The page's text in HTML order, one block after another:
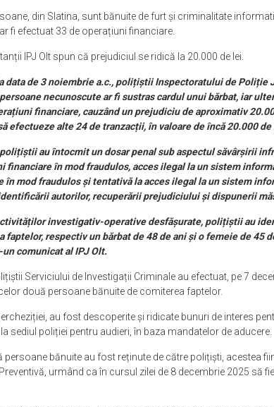
din Slatina, sunt bănuite de furt și criminalitate
fi efectuat 33 de operațiuni financiare.
IPJ Olt spun că prejudiciul se ridică la 20.000 de lei.
data de 3 noiembrie a.c., polițiștii Inspectoratului de Poliție
necunoscute ar fi sustras cardul unui bărbat, iar
financiare, cauzând un prejudiciu de aproximativ
efectueze alte 24 de tranzacții, în valoare de încă 20.000
polițiștii au întocmit un dosar penal sub aspectul săvârșirii
financiare în mod fraudulos, acces ilegal la un sistem
în mod fraudulos și tentativă la acces ilegal la un sistem
autorilor, recuperării prejudiciului și dispunerii
investigativ-operative desfășurate, polițiștii au
faptelor, respectiv un bărbat de 48 de ani și o femeie de 45
comunicat al IPJ Olt.
Serviciului de Investigații Criminale au efectuat, pe 7
două persoane bănuite de comiterea faptelor.
au fost descoperite și ridicate bunuri de interes
sediul poliției pentru audieri, în baza mandatelor de aducere.
persoane bănuite au fost reținute de către polițiști, acestea
urmând ca în cursul zilei de 8 decembrie 2025 să